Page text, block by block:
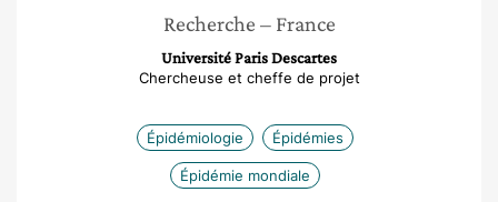
Recherche – France
Université Paris Descartes
Chercheuse et cheffe de projet
Épidémiologie Épidémies
Épidémie mondiale